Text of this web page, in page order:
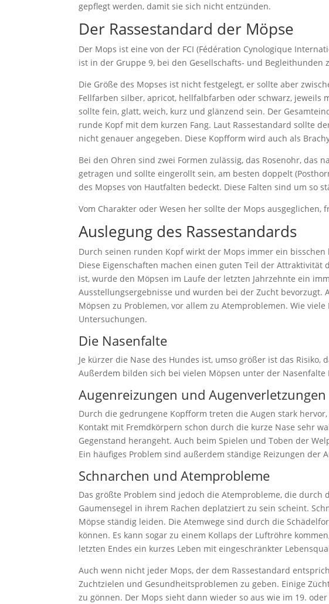
gepflegt werden, damit sie sich nicht entzünden.
Der Rassestandard der Möpse
Der Mops ist eine von der FCI (Fédération Cynologique
ist in der Gruppe 9, bei den Gesellschafts- und
Die Größe des Mopses ist nicht festgelegt, er sollte aber
Fellfarben silber, apricot, hellfalbfarben oder schwarz, jeweils
sollte fein, glatt, weich, kurz und glänzend sein. Der
runde Kopf mit dem kurzen Fang. Laut Rassestandard sollte
nicht genauer angegeben. Diese Kopfform wird auch als
Bei den Ohren sind zwei Formen zulässig, das Rosenohr,
getragen und sollte eingerollt sein, am besten doppelt
des Mopses von Hautfalten bedeckt. Diese Falten sind um so
Vom Charakter oder Wesen her sollte der Mops
Auslegung des Rassestandards
Durch seinen runden Kopf wirkt der Mops immer ein
Diese Eigenschaften machen einen guten Teil der Attraktivität
ist, wurde den Möpsen im Laufe der letzten Jahrzehnte ein
Ausstellungsergebnisse und wurden bei der Zucht
Möpsen zu Problemen, vor allem zu Atemproblemen. Wie
Untersuchungen.
Die Nasenfalte
Je kürzer die Nase des Hundes ist, umso größer ist das
Außerdem bilden sich bei vielen Möpsen unter der
Augenreizungen und Augenverletzungen
Durch die gedrungene Kopfform treten die Augen stark
Kontakt mit Fremdkörpern schon durch die kurze Nase sehr
Gegenstand herangeht. Auch beim Spielen und Toben der
Ein häufiges Problem sind außerdem ständige Reizungen
Schnarchen und Atemprobleme
Das größte Problem sind jedoch die Atemprobleme, die
Gaumensegel in ihrem Rachen deplatziert zu sein scheint.
Möpse ständig leiden. Die Atemwege sind durch die
können. Es kann sogar zu einem Kollaps der Luftröhre
letzten Endes ein kurzes Leben mit eingeschränkter
Auch wenn nicht jeder Mops, der dem Rassestandard
Zuchtzielen und Gesundheitsproblemen zu geben. Einige
zu gönnen. Der Mops sieht dann wieder so aus wie im 19.